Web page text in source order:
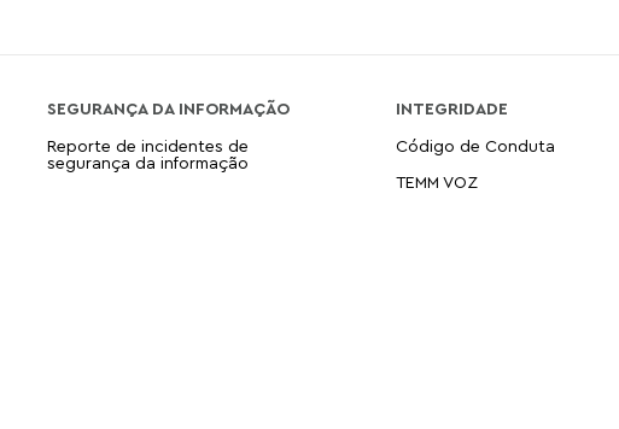
SEGURANÇA DA INFORMAÇÃO
Reporte de incidentes de
segurança da informação
INTEGRIDADE
Código de Conduta
TEMM VOZ